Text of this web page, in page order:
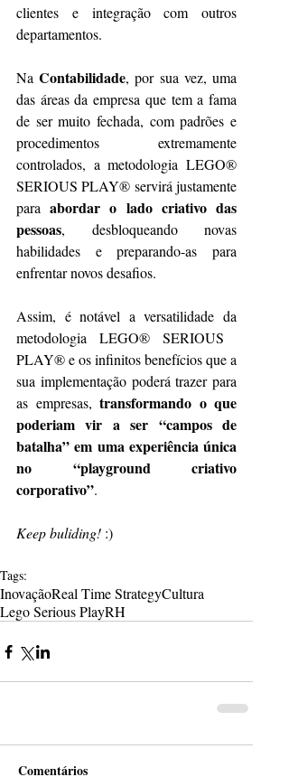
clientes e integração com outros
departamentos.
Na Contabilidade, por sua vez, uma
das áreas da empresa que tem a fama
de ser muito fechada, com padrões e
procedimentos extremamente
controlados, a metodologia LEGO®
SERIOUS ​PLAY® servirá justamente
para abordar o lado criativo das
pessoas, desbloqueando novas
habilidades e preparando-as para
enfrentar novos desafios.
Assim, é notável a versatilidade da
metodologia LEGO® SERIOUS ​
PLAY® e os infinitos benefícios que a
sua implementação poderá trazer para
as empresas, transformando o que
poderiam vir a ser “campos de
batalha” em uma experiência única
no “playground criativo
corporativo”.
Keep buliding! :)
Tags:
InovaçãoReal Time StrategyCultura
Lego Serious PlayRH
Comentários